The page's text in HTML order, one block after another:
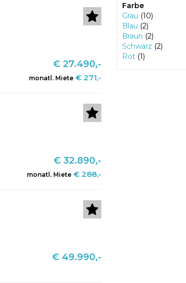
Farbe
Grau (10)
Blau (2)
Braun (2)
Schwarz (2)
Rot(1)
€ 27.490,-
monatl. Miete€ 271,-
€ 32.890,-
monatl. Miete€ 288,-
€ 49.990,-